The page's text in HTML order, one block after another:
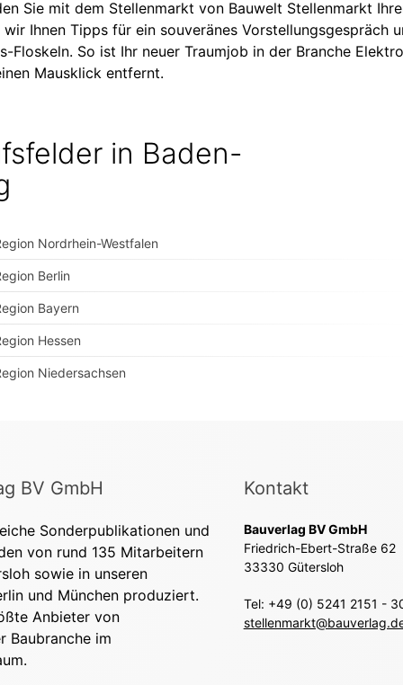
Sie mit dem Stellenmarkt von Bauwelt Stellenmarkt
Ihnen Tipps für ein souveränes Vorstellungsgespräch
Floskeln. So ist Ihr neuer Traumjob in der Branche
Mausklick entfernt.
in Baden-
Nordrhein-Westfalen
Berlin
Bayern
Hessen
Niedersachsen
BV GmbH
Sonderpublikationen und
von rund 135 Mitarbeitern
sowie in unseren
und München produziert.
Anbieter von
Baubranche im
Kontakt
Bauverlag BV GmbH
Friedrich-Ebert-Straße 62
33330 Gütersloh
Tel: +49 (0) 5241 2151 -